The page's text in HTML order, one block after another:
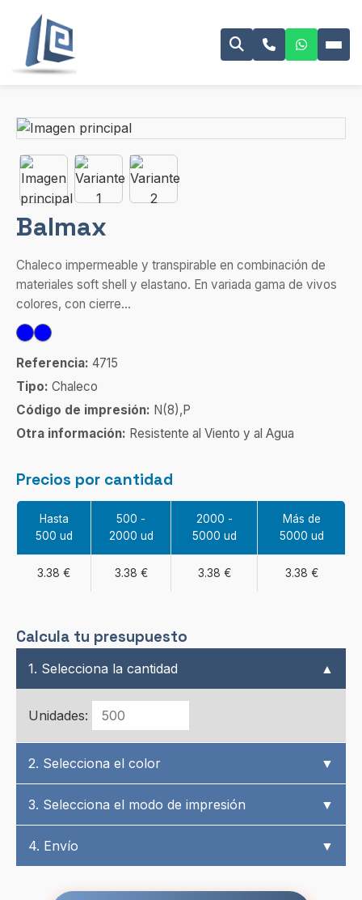
Balmax
Chaleco impermeable y transpirable en combinación de
materiales soft shell y elastano. En variada gama de vivos
colores, con cierre...
Referencia: 4715
Tipo: Chaleco
Código de impresión: N(8),P
Otra información: Resistente al Viento y al Agua
Precios por cantidad
Hasta
500 ud
500 -
2000 ud
2000 -
5000 ud
Más de
5000 ud
3.38 € 3.38 € 3.38 € 3.38 €
Calcula tu presupuesto
1. Selecciona la cantidad ▲
Unidades:
2. Selecciona el color ▼
3. Selecciona el modo de impresión ▼
4. Envío ▼